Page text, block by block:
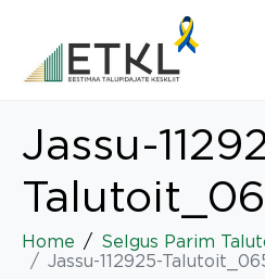
Jassu-
Home
Selgus Parim
Jassu-112925-